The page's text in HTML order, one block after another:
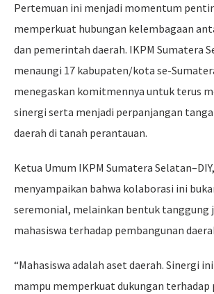
Pertemuan ini menjadi momentum
memperkuat hubungan kelembagaan
dan pemerintah daerah. IKPM Sumatera
menaungi 17 kabupaten/kota se-
menegaskan komitmennya untuk terus
sinergi serta menjadi perpanjangan
daerah di tanah perantauan.
Ketua Umum IKPM Sumatera
menyampaikan bahwa kolaborasi ini
seremonial, melainkan bentuk tanggung
mahasiswa terhadap pembangunan
“Mahasiswa adalah aset daerah. Sinergi
mampu memperkuat dukungan terhadap